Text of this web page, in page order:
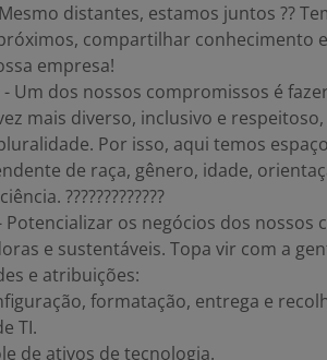
distantes, estamos juntos ??
compartilhar conhecimento
empresa!
Um dos nossos compromissos é
mais diverso, inclusivo e
Por isso, aqui temos
de raça, gênero, idade,
?????????????
os negócios dos nossos
e sustentáveis. Topa vir com a
e atribuições:
formatação, entrega e
TI.
de ativos de tecnologia.